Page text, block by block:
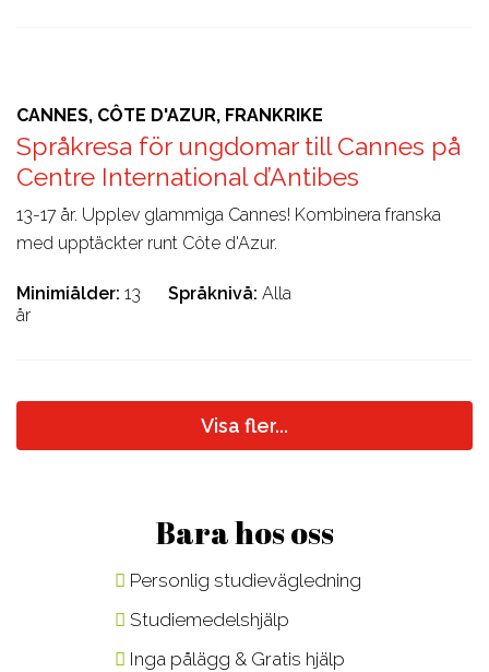
CANNES, CÔTE D'AZUR, FRANKRIKE
Språkresa för ungdomar till Cannes på
Centre International d’Antibes
13-17 år. Upplev glammiga Cannes! Kombinera franska
med upptäckter runt Côte d'Azur.
Minimiålder 13
år
Språknivå Alla
Visa fler...
Bara hos oss
Personlig studievägledning
Studiemedelshjälp
Inga pålägg & Gratis hjälp